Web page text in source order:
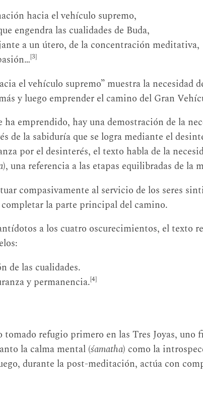
hacia el vehículo supremo,
engendra las cualidades de Buda,
a un útero, de la concentración meditativa,
[3]
el vehículo supremo” muestra la necesidad
y luego emprender el camino del Gran
emprendido, hay una demostración de la
de la sabiduría que se logra mediante el
por el desinterés, el texto habla de la
), una referencia a las etapas equilibradas de la
compasivamente al servicio de los seres
la parte principal del camino.
a los cuatro oscurecimientos, el texto
de las cualidades.
y permanencia.[4]
refugio primero en las Tres Joyas, uno
la calma mental (śamatha) como la
durante la post-meditación, actúa con